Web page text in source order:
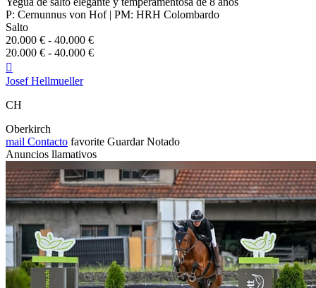
P: Cernunnus von Hof | PM: HRH Colombardo
Salto
20.000 € - 40.000 €
20.000 € - 40.000 €

Josef Hellmueller
CH
Oberkirch
mail Contacto favorite Guardar Notado
Anuncios llamativos